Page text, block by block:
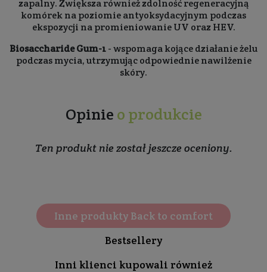
zapalny. Zwiększa również zdolność regeneracyjną
komórek na poziomie antyoksydacyjnym podczas
ekspozycji na promieniowanie UV oraz HEV.
Biosaccharide Gum-1- wspomaga kojące działanie żelu
podczas mycia, utrzymując odpowiednie nawilżenie
skóry.
Opinie o produkcie
Ten produkt nie został jeszcze oceniony.
Inne produkty Back to comfort
Bestsellery
Inni klienci kupowali również